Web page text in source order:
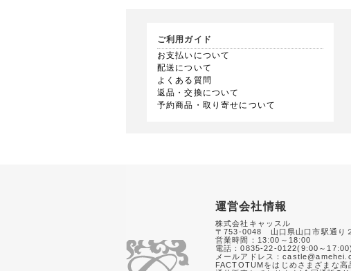
ご利用ガイド
お支払いについて
配送について
よくある質問
返品・交換について
予約商品・取り寄せについて
運営会社情報
株式会社キャッスル
〒753-0048 山口県山口市駅通り
営業時間：13:00～18:00
電話：0835-22-0122(9:00～17:00)
メールアドレス：
FACTOTUMをはじめさまざまな高